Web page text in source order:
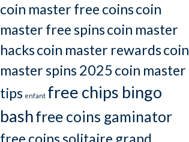
coin master free coinscoin
master free spinscoin master
hackscoin master rewardscoin
master spins 2025coin master
tips enfant free chips bingo
bashfree coins gaminator
free coins solitaire grand